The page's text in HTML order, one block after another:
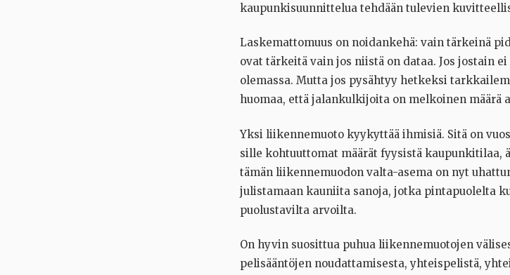
kaupunkisuunnittelua tehdään tulevien
Laskemattomuus on noidankehä: vain tärkeinä
ovat tärkeitä vain jos niistä on dataa. Jos jostain
olemassa. Mutta jos pysähtyy hetkeksi
huomaa, että jalankulkijoita on melkoinen määrä
Yksi liikennemuoto kyykyttää ihmisiä. Sitä on
sille kohtuuttomat määrät fyysistä kaupunkitilaa,
tämän liikennemuodon valta-asema on nyt
julistamaan kauniita sanoja, jotka pintapuolelta
puolustavilta arvoilta.
On hyvin suosittua puhua liikennemuotojen
pelisääntöjen noudattamisesta, yhteispelistä,